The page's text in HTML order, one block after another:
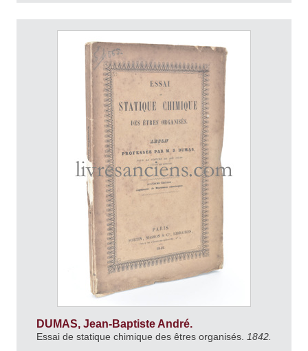
DUMAS, Jean-Baptiste André.
Essai de statique chimique des êtres organisés. 1842.